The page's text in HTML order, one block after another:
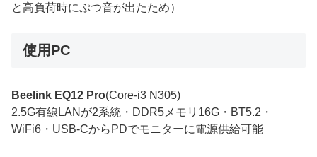
と高負荷時にぷつ音が出たため）
使用PC
Beelink EQ12 Pro(Core-i3 N305)
2.5G有線LANが2系統・DDR5メモリ16G・BT5.2・
WiFi6・USB-CからPDでモニターに電源供給可能